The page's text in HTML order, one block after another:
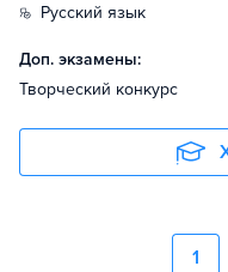
русский язык
Доп. экзамены:
Творческий конкурс
1